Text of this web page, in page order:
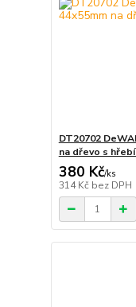
DT20702
na dřevo s
380 Kč/ks
314 Kč bez DPH